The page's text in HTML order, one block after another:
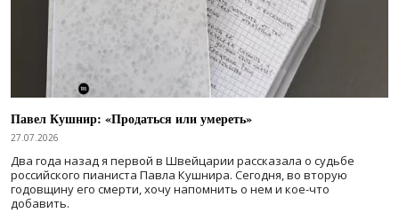
Павел Кушнир: «Продаться или умереть»
27.07.2026
Два года назад я первой в Швейцарии рассказала о судьбе
российского пианиста Павла Кушнира. Сегодня, во вторую
годовщину его смерти, хочу напомнить о нем и кое-что
добавить.